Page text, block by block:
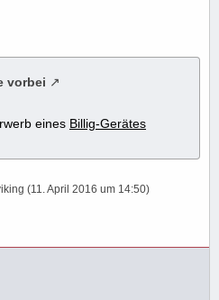
vorbei
eines Billig-Gerätes
(11. April 2016 um 14:50)